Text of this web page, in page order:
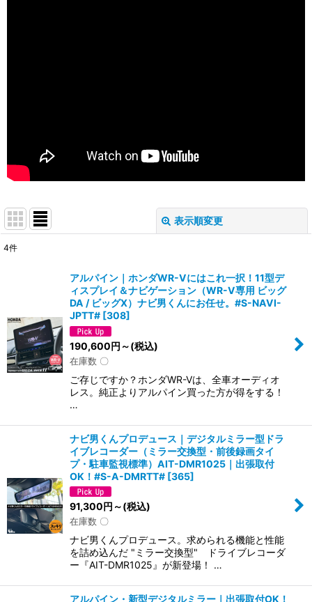
表示順変更
4件
アルパイン｜ホンダWR-Vにはこれ一択！11型デ
ィスプレイ＆ナビゲーション（WR-V専用 ビッグ
DA / ビッグX）ナビ男くんにお任せ。#S-NAVI-
JPTT# [308]
190,600円 ～(税込)
在庫数 〇
ご存じですか？ホンダWR-Vは、全車オーディオ
レス。純正よりアルパイン買った方が得をする！
…
ナビ男くんプロデュース｜デジタルミラー型ドラ
イブレコーダー（ミラー交換型・前後録画タイ
プ・駐車監視標準）AIT-DMR1025｜出張取付
OK！#S-A-DMRTT# [365]
91,300円 ～(税込)
在庫数 〇
ナビ男くんプロデュース。求められる機能と性能
を詰め込んだ "ミラー交換型" ドライブレコーダ
ー『AIT-DMR1025』が新登場！ …
アルパイン・新型デジタルミラー｜出張取付OK！